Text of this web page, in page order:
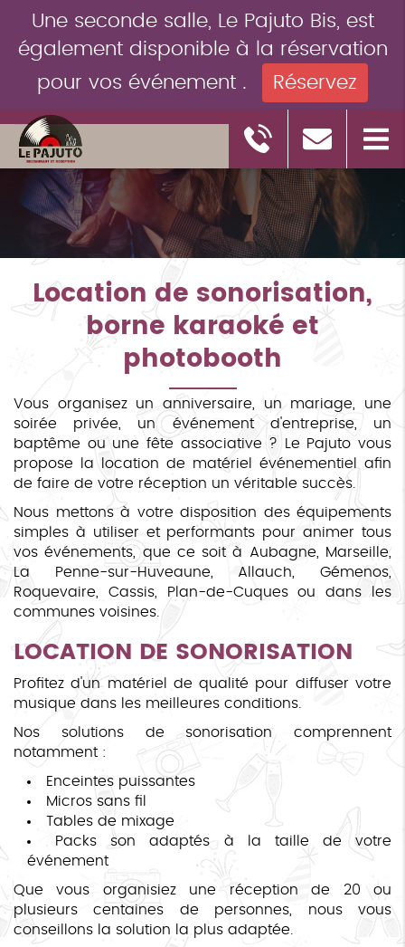
Une seconde salle, Le Pajuto Bis, est
également disponible à la réservation
pour vos événement .
Réservez
Location de sonorisation,
borne karaoké et
photobooth
Vous organisez un anniversaire, un mariage, une
soirée privée, un événement d'entreprise, un
baptême ou une fête associative ? Le Pajuto vous
propose la location de matériel événementiel afin
de faire de votre réception un véritable succès.
Nous mettons à votre disposition des équipements
simples à utiliser et performants pour animer tous
vos événements, que ce soit à Aubagne, Marseille,
La Penne-sur-Huveaune, Allauch, Gémenos,
Roquevaire, Cassis, Plan-de-Cuques ou dans les
communes voisines.
LOCATION DE SONORISATION
Profitez d'un matériel de qualité pour diffuser votre
musique dans les meilleures conditions.
Nos solutions de sonorisation comprennent
notamment :
Enceintes puissantes
Micros sans fil
Tables de mixage
Packs son adaptés à la taille de votre
événement
Que vous organisiez une réception de 20 ou
plusieurs centaines de personnes, nous vous
conseillons la solution la plus adaptée.